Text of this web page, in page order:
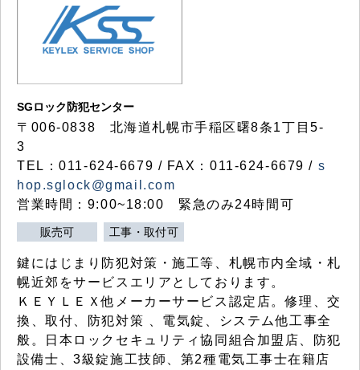
SGロック防犯センター
〒006-0838 北海道札幌市手稲区曙8条1丁目5-
3
TEL：011-624-6679 / FAX：011-624-6679 / s
hop.sglock@gmail.com
営業時間：9:00~18:00 緊急のみ24時間可
販売可 工事・取付可
鍵にはじまり防犯対策・施工等、札幌市内全域・札
幌近郊をサービスエリアとしております。
ＫＥＹＬＥＸ他メーカーサービス認定店。修理、交
換、取付、防犯対策 、電気錠、システム他工事全
般。日本ロックセキュリティ協同組合加盟店、防犯
設備士、3級錠施工技師、第2種電気工事士在籍店